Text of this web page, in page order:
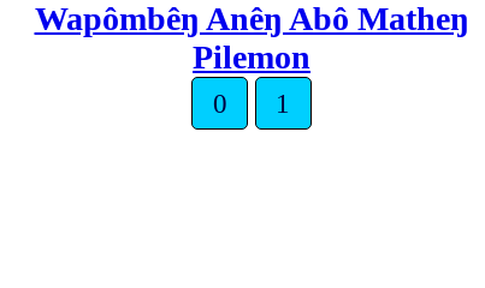
Wapômbêŋ Anêŋ Abô Matheŋ
Pilemon
0 1